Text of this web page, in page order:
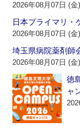
2026年08月07日 (金)
日本プライマリ
2026年08月07日 (金)
埼玉県病院薬剤
2026年08月07日 (金)
徳
ャ